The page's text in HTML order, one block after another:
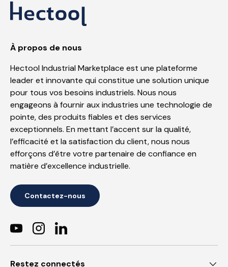
À propos de nous
Hectool Industrial Marketplace est une plateforme
leader et innovante qui constitue une solution unique
pour tous vos besoins industriels. Nous nous
engageons à fournir aux industries une technologie de
pointe, des produits fiables et des services
exceptionnels. En mettant l’accent sur la qualité,
l’efficacité et la satisfaction du client, nous nous
efforçons d’être votre partenaire de confiance en
matière d’excellence industrielle.
Contactez-nous
YouTubeInstagramLinkedIn
Restez connectés